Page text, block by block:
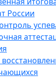
России